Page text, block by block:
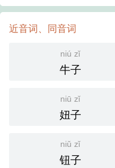
近音词、同音词
niú zǐ
牛子
niū zǐ
妞子
niǔ zǐ
钮子